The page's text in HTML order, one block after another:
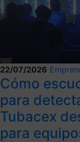
22/07/2026
Cómo
para
Tubacex
para